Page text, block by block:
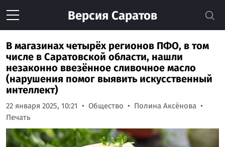
Версия Саратов
В магазинах четырёх регионов ПФО, в том
числе в Саратовской области, нашли
незаконно ввезённое сливочное масло
(нарушения помог выявить искусственный
интеллект)
22 января 2025, 10:21 Общество
Полина Аксёнова
Печать